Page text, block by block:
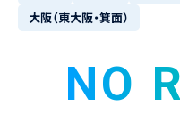
大阪（東大阪・箕面）
NO